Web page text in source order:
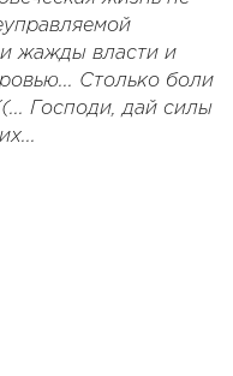
жажды власти и
Столько боли
Господи, дай силы